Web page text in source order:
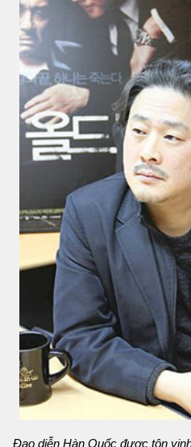
Đạo diễn Hàn Quốc được tôn